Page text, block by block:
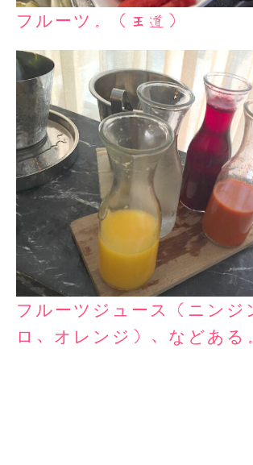
フルーツ。（王道）
フルーツジュース（ニンジ
ロ、オレンジ）、などある